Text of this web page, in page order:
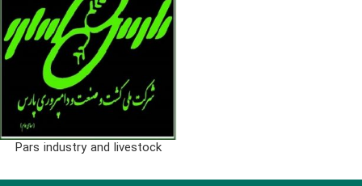
Pars industry and livestock